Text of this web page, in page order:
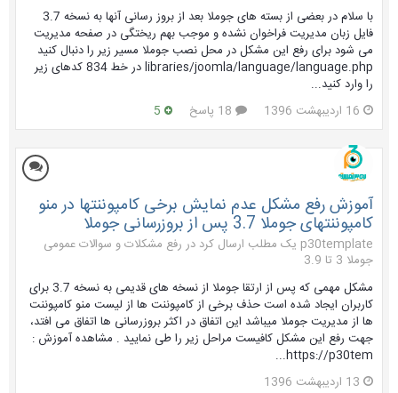
با سلام در بعضی از بسته های جوملا بعد از بروز رسانی آنها به نسخه 3.7
فایل زبان مدیریت فراخوان نشده و موجب بهم ریختگی در صفحه مدیریت
می شود برای رفع این مشکل در محل نصب جوملا مسیر زیر را دنبال کنید
libraries/joomla/language/language.php در خط 834 کدهای زیر
را وارد کنید...
16 اردیبهشت 1396
آموزش رفع مشکل عدم نمایش برخی کامپوننتها در منو
کامپوننتهای جوملا 3.7 پس از بروزرسانی جوملا
p30template یک مطلب ارسال کرد در
رفع مشکلات و سوالات عمومی
جوملا 3 تا 3.9
مشکل مهمی که پس از ارتقا جوملا از نسخه های قدیمی به نسخه 3.7 برای
کاربران ایجاد شده است حذف برخی از کامپوننت ها از لیست منو کامپوننت
ها از مدیریت جوملا میباشد این اتفاق در اکثر بروزرسانی ها اتفاق می افتد،
جهت رفع این مشکل کافیست مراحل زیر را طی نمایید . مشاهده آموزش :
https://p30tem...
13 اردیبهشت 1396